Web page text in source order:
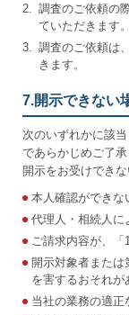
2. 調査のご依頼の
ていただきます。
3. 調査のご依頼は
きます。
7.開示できない
次のいずれかに該
であらかじめご了承
開示をお受けでき
本人確認ができな
代理人・相続人に
ご請求内容が、
開示対象者また
を害するおそれが
当社の業務の適